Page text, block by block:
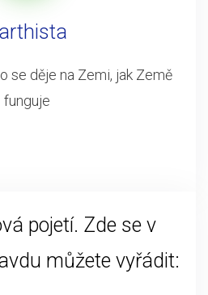
se děje na Zemi, jak Země
funguje
pojetí. Zde se v
můžete vyřádit: